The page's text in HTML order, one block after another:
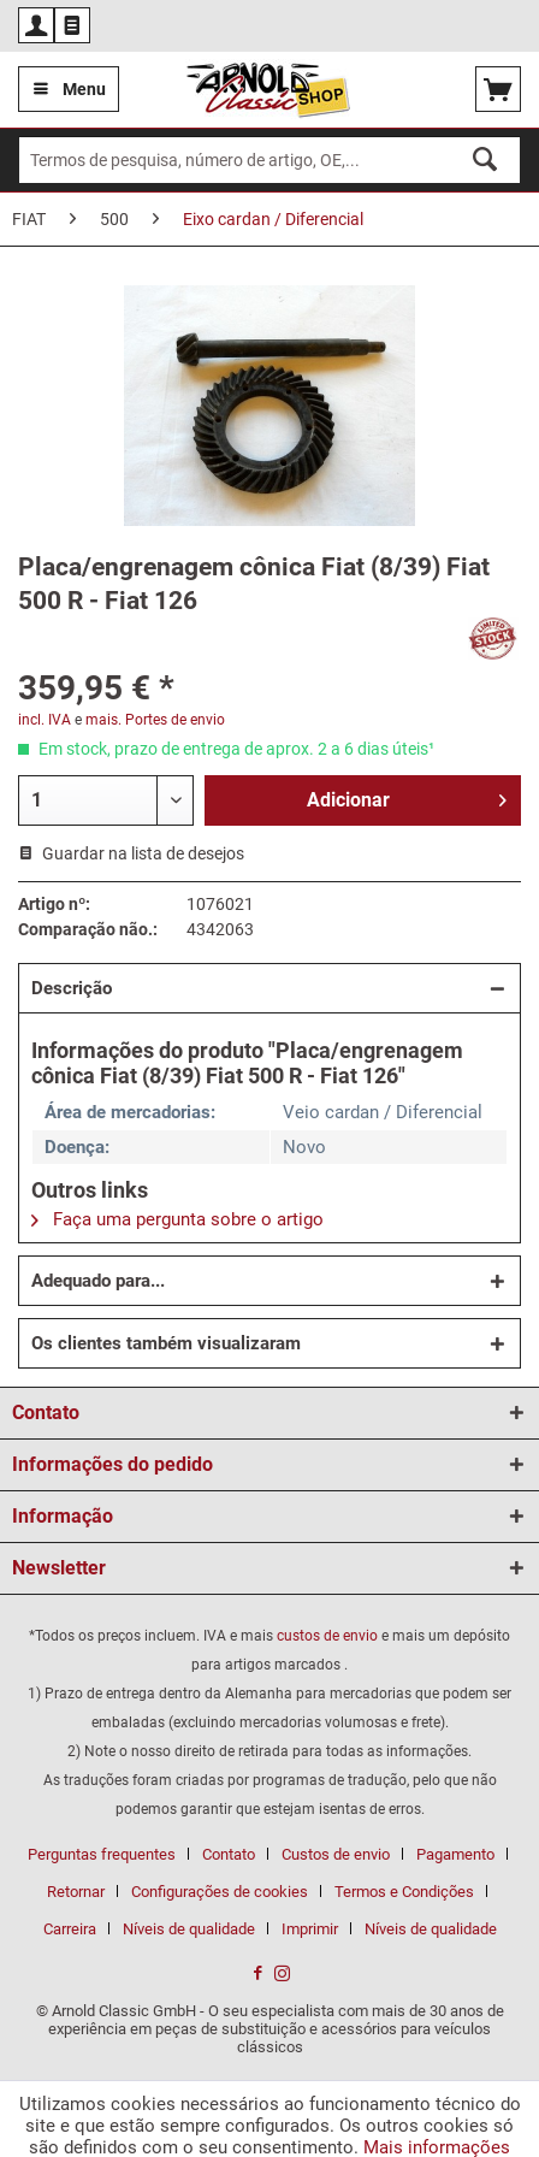
Menu
FIAT 500 Eixo cardan / Diferencial
Placa/engrenagem cônica Fiat (8/39) Fiat
500 R - Fiat 126
359,95 € *
incl. IVA e mais. Portes de envio
Em stock, prazo de entrega de aprox. 2 a 6 dias úteis¹
Adicionar
Guardar na lista de desejos
Artigo nº:
1076021
Comparação não.:
4342063
Descrição
Informações do produto "Placa/engrenagem
cônica Fiat (8/39) Fiat 500 R - Fiat 126"
Área de mercadorias:
Veio cardan / Diferencial
Doença:
Novo
Outros links
Faça uma pergunta sobre o artigo
Adequado para...
Os clientes também visualizaram
Contato
Informações do pedido
Informação
Newsletter
*Todos os preços incluem. IVA e mais custos de envio e mais um depósito
para artigos marcados .
1) Prazo de entrega dentro da Alemanha para mercadorias que podem ser
embaladas (excluindo mercadorias volumosas e frete).
2) Note o nosso direito de retirada para todas as informações.
As traduções foram criadas por programas de tradução, pelo que não
podemos garantir que estejam isentas de erros.
Perguntas frequentes Contato Custos de envio Pagamento
Retornar Configurações de cookies Termos e Condições
Carreira Níveis de qualidade Imprimir Níveis de qualidade
© Arnold Classic GmbH - O seu especialista com mais de 30 anos de
experiência em peças de substituição e acessórios para veículos
clássicos
Utilizamos cookies necessários ao funcionamento técnico do
site e que estão sempre configurados. Os outros cookies só
são definidos com o seu consentimento. Mais informações